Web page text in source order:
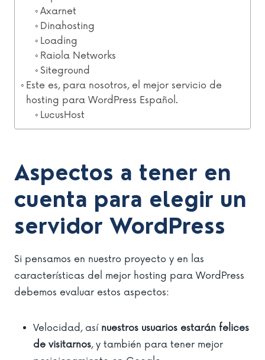
Axarnet
Dinahosting
Loading
Raiola Networks
Siteground
Este es, para nosotros, el mejor servicio de
hosting para WordPress Español.
LucusHost
Aspectos a tener en
cuenta para elegir un
servidor WordPress
Si pensamos en nuestro proyecto y en las
características del mejor hosting para WordPress
debemos evaluar estos aspectos:
Velocidad, así nuestros usuarios estarán felices
de visitarnos, y también para tener mejor